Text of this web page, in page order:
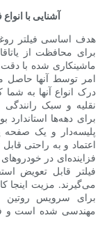
آشنایی با
هدف اساسی فیلتر
برای محافظت از
ماشینکاری شده با
امر توسط آنها
درک انواع آنها به
نقلیه و سبک
برای دهه‌ها
پلیسه‌دار و یک صفحه
اعتماد و به راحتی
فزاینده‌ای در
فیلتر قابل تعویض
می‌گیرند. مزیت
برای سرویس روتین
مهندسی شده است و